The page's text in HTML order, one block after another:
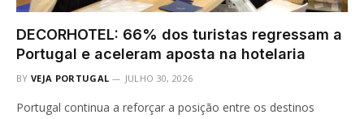
DECORHOTEL: 66% dos turistas regressam a
Portugal e aceleram aposta na hotelaria
BY VEJA PORTUGAL JULHO 30, 2026
Portugal continua a reforçar a posição entre os destinos